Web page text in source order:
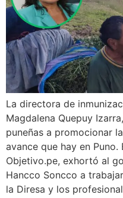
La directora de
Magdalena Quepuy
puneñas a promocionar
avance que hay en
Objetivo.pe, exhortó al
Hancco Soncco a
la Diresa y los